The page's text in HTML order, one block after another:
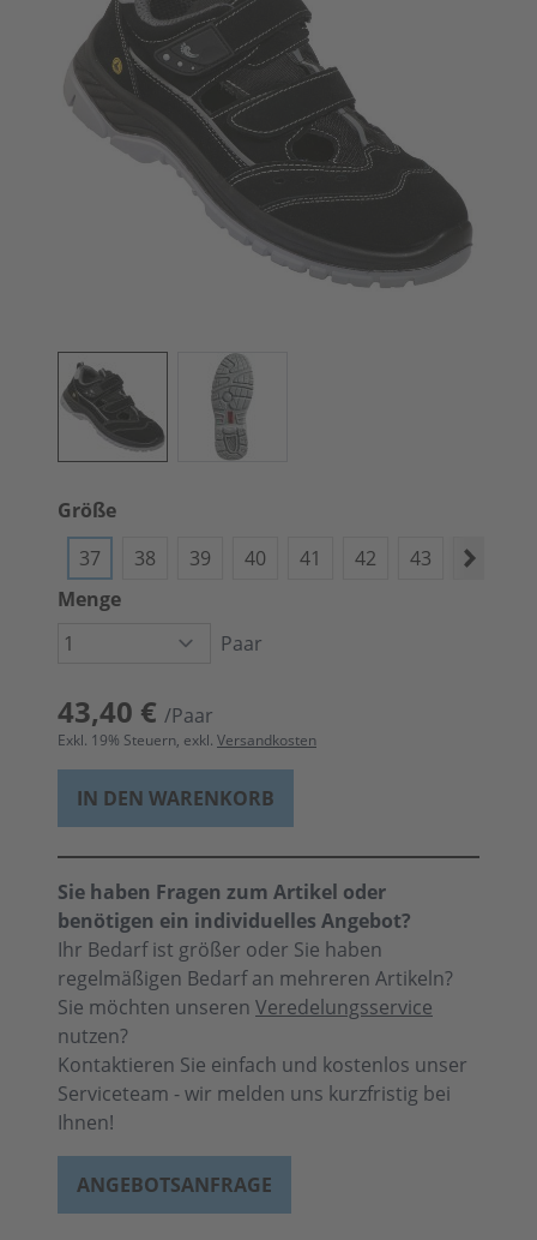
Größe
37
38 39 40 41 42 43 44
Menge
Paar
43,40 € /Paar
Exkl. 19% Steuern, exkl. Versandkosten
IN DEN WARENKORB
Sie haben Fragen zum Artikel oder
benötigen ein individuelles Angebot?
Ihr Bedarf ist größer oder Sie haben
regelmäßigen Bedarf an mehreren Artikeln?
Sie möchten unseren Veredelungsservice
nutzen?
Kontaktieren Sie einfach und kostenlos unser
Serviceteam - wir melden uns kurzfristig bei
Ihnen!
ANGEBOTSANFRAGE